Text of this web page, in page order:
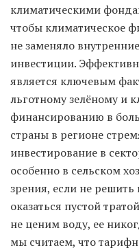
климатическими
чтобы климатическое
не заменяло
инвестиции.
является ключевым
льготному зелёному и
финансированию в
страны в регионе
инвестирование в
особенно в сельском
зрения, если не
оказаться пустой
не ценим воду, ее
мы считаем, что